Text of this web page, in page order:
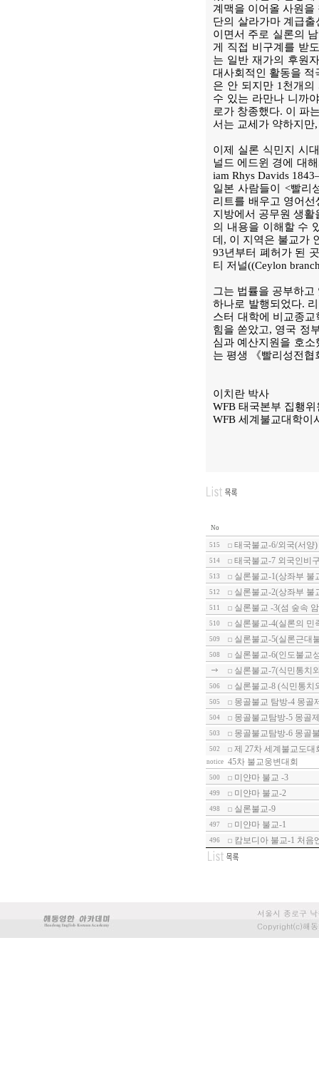
계맥을 이어올 사원
단의 살라가마 계급
이면서 주로 실론의
게 직접 비구계를 받
는 일반 재가의 후원
대사회적인 활동을 적
은 안 되지만 1천개
수 있는 라만나 니까
로가 창종했다. 이 파
서는 교세가 약하지만
이제 실론 식민지 시
널드 에드윈 경에 대
iam Rhys Davids
일본 사람들이 <빨리
리트를 배우고 영어
지방에서 공무원 생
의 내용을 이해할 수
데, 이 지역은 불교가
93년부터 폐허가 된
티 저널((Ceylon
그는 법률을 공부하
하나로 발행되었다.
스터 대학에 비교종
힘을 쏟았고, 영국 정
심과 예산지원을 호
는 평생 《빨리성전
이치란 박사
WFB 태국본부 집횅위
WFB 세계불교대학이
No
515 태국불교-6/외국(서양
514 태국불교-7 외국인비
513 실론불교-1(상좌부 불
512 실론불교-2(상좌부 불
511 실론불교 -3(섬 숲속
510 실론불교-4(실론의 민
509 실론불교-5(실론근대
508
실론불교-6(인도불교
실론불교-7(식민통치
506 실론불교-8 (식민통치
505 몽골불교 탐방-4 몽골
504 몽골불교탐방-5 몽골
503 몽골불교탐방-6 몽골
502 제 27차 세계불교도대
notice 45차 불교웅변대회
500 미얀마 불교 -3
499 미얀마 불교-2
498 실론불교-9
497 미얀마 불교-1
496 캄보디아 불교-1 처음